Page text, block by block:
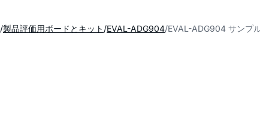
製品評価用ボードとキット EVAL-ADG904 EVAL-ADG904 サンプ